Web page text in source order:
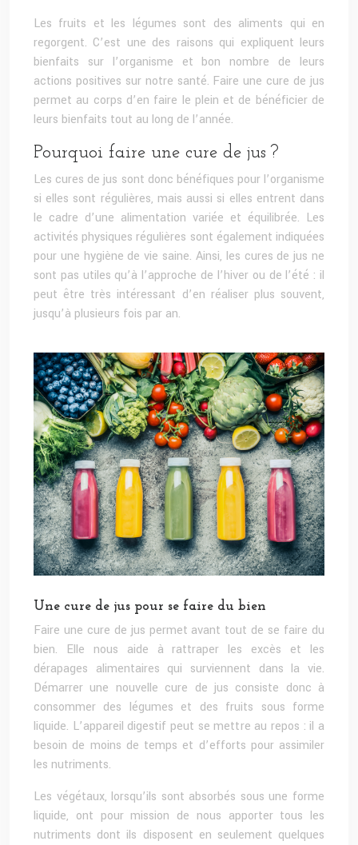
Les fruits et les légumes sont des aliments qui en
regorgent. C’est une des raisons qui expliquent leurs
bienfaits sur l’organisme et bon nombre de leurs
actions positives sur notre santé. Faire une cure de jus
permet au corps d’en faire le plein et de bénéficier de
leurs bienfaits tout au long de l’année.
Pourquoi faire une cure de jus ?
Les cures de jus sont donc bénéfiques pour l’organisme
si elles sont régulières, mais aussi si elles entrent dans
le cadre d’une alimentation variée et équilibrée. Les
activités physiques régulières sont également indiquées
pour une hygiène de vie saine. Ainsi, les cures de jus ne
sont pas utiles qu’à l’approche de l’hiver ou de l’été : il
peut être très intéressant d’en réaliser plus souvent,
jusqu’à plusieurs fois par an.
Une cure de jus pour se faire du bien
Faire une cure de jus permet avant tout de se faire du
bien. Elle nous aide à rattraper les excès et les
dérapages alimentaires qui surviennent dans la vie.
Démarrer une nouvelle cure de jus consiste donc à
consommer des légumes et des fruits sous forme
liquide. L’appareil digestif peut se mettre au repos : il a
besoin de moins de temps et d’efforts pour assimiler
les nutriments.
Les végétaux, lorsqu’ils sont absorbés sous une forme
liquide, ont pour mission de nous apporter tous les
nutriments dont ils disposent en seulement quelques